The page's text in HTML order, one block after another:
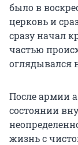
было в
церковь и
сразу начал
частью
оглядывался
После армии
состоянии
жизнь с